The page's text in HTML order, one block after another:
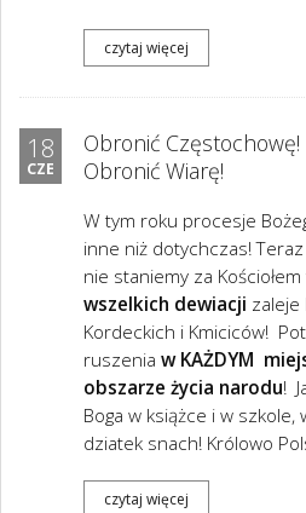
czytaj więcej
18
CZE
Obronić
Obronić Wiarę!
W tym roku procesje
inne niż dotychczas!
nie staniemy za
wszelkich dewiacji zaleje
Kordeckich i Kmiciców!
ruszenia w KAŻDYM
obszarze życia narodu!
Boga w książce i w
dziatek snach! Królowo
czytaj więcej